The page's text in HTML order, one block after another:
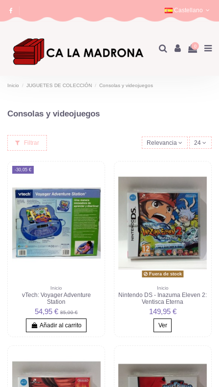
Castellano
0
Inicio JUGUETES DE COLECCIÓN Consolas y videojuegos
Consolas y videojuegos
Filtrar Relevancia 24
-30,05 €
Inicio
vTech: Voyager Adventure
Station
54,95 €85,00 €
Añadir al carrito
Fuera de stock
Inicio
Nintendo DS - Inazuma Eleven 2:
Ventisca Eterna
149,95 €
Ver